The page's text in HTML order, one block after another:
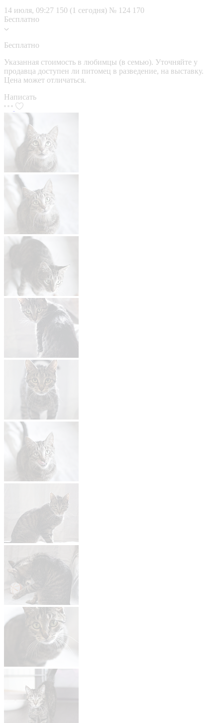
14 июля, 09:27 150 (1 сегодня) № 124 170
Бесплатно
Бесплатно
Указанная стоимость в любимцы (в семью). Уточняйте у
продавца доступен ли питомец в разведение, на выставку.
Цена может отличаться.
Написать